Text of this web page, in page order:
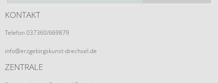
KONTAKT
Telefon 037360/669879
info@erzgebirgskunst-drechsel.de
ZENTRALE